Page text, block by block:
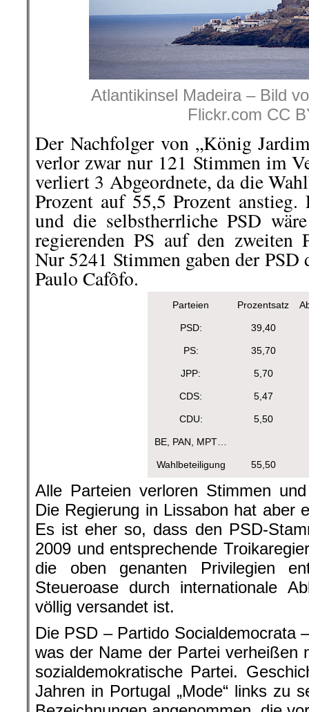
Atlantikinsel Madeira – Bild
Flickr.com CC
Der Nachfolger von „König
verlor zwar nur 121 Stimmen im
verliert 3 Abgeordnete, da die
Prozent auf 55,5 Prozent
und die selbstherrliche PSD
regierenden PS auf den zweiten
Nur 5241 Stimmen gaben der PSD
Paulo Cafôfo.
Parteien Prozentsatz
PSD: 39,40
PS: 35,70
JPP: 5,70
CDS: 5,47
CDU: 5,50
BE, PAN, MPT…
Wahlbeteiligung 55,50
Alle Parteien verloren Stimmen
Die Regierung in Lissabon hat aber
Es ist eher so, dass den PSD-
2009 und entsprechende
die oben genanten Privilegien
Steueroase durch internationale
völlig versandet ist.
Die PSD – Partido Socialdemocrata
was der Name der Partei verheißen
sozialdemokratische Partei.
Jahren in Portugal „Mode“ links zu